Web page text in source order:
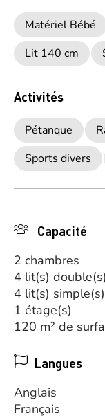
Matériel Bébé
Lit 140 cm
Activités
Pétanque
Sports divers
Capacité
2 chambres
4 lit(s) double(s)
4 lit(s) simple(s)
1 étage(s)
120 m² de
Langues
Anglais
Français